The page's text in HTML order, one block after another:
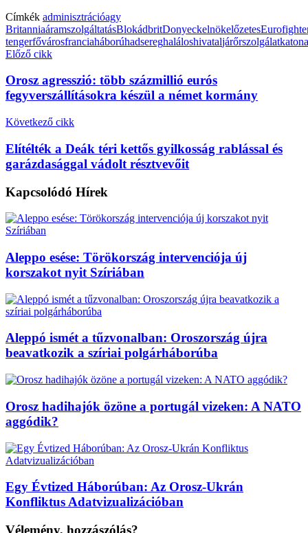
Címkék adminisztrációagy
BritanniaáramszolgáltatásBlokádbritDonyeckelnökelőzetes
tengerfővárosfranciaháborúhadsereghaláloshivataljárőrszolgálatkatona
Előző cikk
Orosz agresszió: több százmillió eurós
fegyverszállításokra készül a német kormány
Következő cikk
Elítélték a Deák téri kettős gyilkosság rablással és
garázdasággal vádolt résztvevőit
Kapcsolódó Hírek
Aleppo esése: Törökország intervenciója új
korszakot nyit Szíriában
Aleppó ismét a tűzvonalban: Oroszország újra
beavatkozik a szíriai polgárháborúba
Orosz hadihajók özöne a portugál vizeken: A NATO
aggódik?
Egy Évtized Háborúban: Az Orosz-Ukrán
Konfliktus Adatvizualizációban
Vélemény, hozzászólás?